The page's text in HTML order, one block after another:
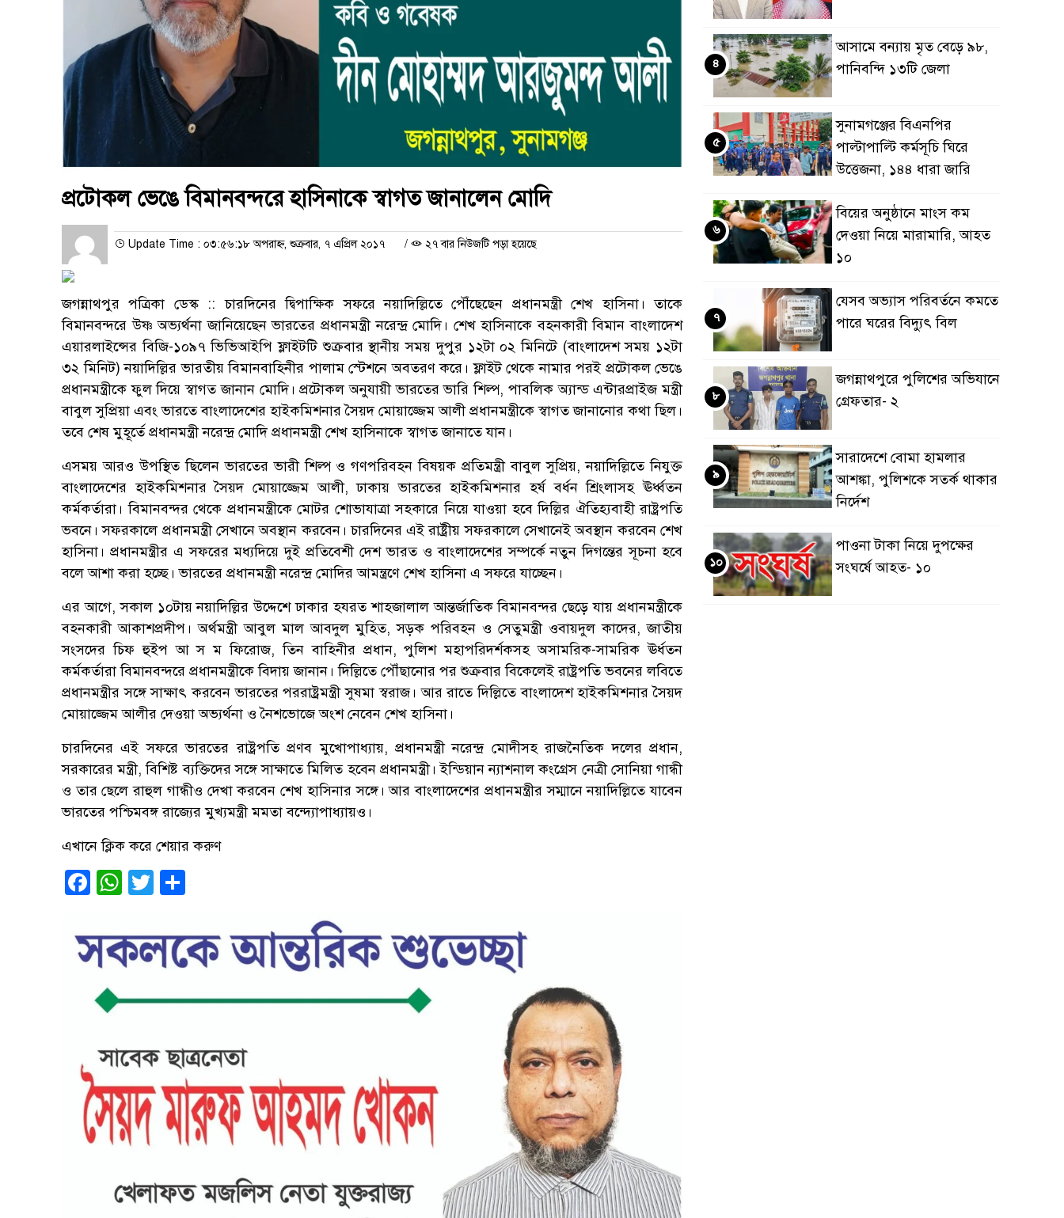
প্রটোকল ভেঙে বিমানবন্দরে হাসিনাকে স্বাগত জানালেন মোদি
Update Time : ০৩:৫৬:১৮ অপরাহ্ন, শুক্রবার, ৭ এপ্রিল ২০১৭ / ২৭ বার নিউজটি পড়া হয়েছে
জগন্নাথপুর পত্রিকা ডেস্ক :: চারদিনের দ্বিপাক্ষিক সফরে নয়াদিল্লিতে পৌঁছেছেন প্রধানমন্ত্রী শেখ হাসিনা। তাকে
বিমানবন্দরে উষ্ণ অভ্যর্থনা জানিয়েছেন ভারতের প্রধানমন্ত্রী নরেন্দ্র মোদি। শেখ হাসিনাকে বহনকারী বিমান বাংলাদেশ
এয়ারলাইন্সের বিজি-১০৯৭ ভিভিআইপি ফ্লাইটটি শুক্রবার স্থানীয় সময় দুপুর ১২টা ০২ মিনিটে (বাংলাদেশ সময় ১২টা
৩২ মিনিট) নয়াদিল্লির ভারতীয় বিমানবাহিনীর পালাম স্টেশনে অবতরণ করে। ফ্লাইট থেকে নামার পরই প্রটোকল ভেঙে
প্রধানমন্ত্রীকে ফুল দিয়ে স্বাগত জানান মোদি। প্রটোকল অনুযায়ী ভারতের ভারি শিল্প, পাবলিক অ্যান্ড এন্টারপ্রাইজ মন্ত্রী
বাবুল সুপ্রিয়া এবং ভারতে বাংলাদেশের হাইকমিশনার সৈয়দ মোয়াজ্জেম আলী প্রধানমন্ত্রীকে স্বাগত জানানোর কথা ছিল।
তবে শেষ মুহূর্তে প্রধানমন্ত্রী নরেন্দ্র মোদি প্রধানমন্ত্রী শেখ হাসিনাকে স্বাগত জানাতে যান।
এসময় আরও উপস্থিত ছিলেন ভারতের ভারী শিল্প ও গণপরিবহন বিষয়ক প্রতিমন্ত্রী বাবুল সুপ্রিয়, নয়াদিল্লিতে নিযুক্ত
বাংলাদেশের হাইকমিশনার সৈয়দ মোয়াজ্জেম আলী, ঢাকায় ভারতের হাইকমিশনার হর্ষ বর্ধন শ্রিংলাসহ ঊর্ধ্বতন
কর্মকর্তারা। বিমানবন্দর থেকে প্রধানমন্ত্রীকে মোটর শোভাযাত্রা সহকারে নিয়ে যাওয়া হবে দিল্লির ঐতিহ্যবাহী রাষ্ট্রপতি
ভবনে। সফরকালে প্রধানমন্ত্রী সেখানে অবস্থান করবেন। চারদিনের এই রাষ্ট্রীয় সফরকালে সেখানেই অবস্থান করবেন শেখ
হাসিনা। প্রধানমন্ত্রীর এ সফরের মধ্যদিয়ে দুই প্রতিবেশী দেশ ভারত ও বাংলাদেশের সম্পর্কে নতুন দিগন্তের সূচনা হবে
বলে আশা করা হচ্ছে। ভারতের প্রধানমন্ত্রী নরেন্দ্র মোদির আমন্ত্রণে শেখ হাসিনা এ সফরে যাচ্ছেন।
এর আগে, সকাল ১০টায় নয়াদিল্লির উদ্দেশে ঢাকার হযরত শাহজালাল আন্তর্জাতিক বিমানবন্দর ছেড়ে যায় প্রধানমন্ত্রীকে
বহনকারী আকাশপ্রদীপ। অর্থমন্ত্রী আবুল মাল আবদুল মুহিত, সড়ক পরিবহন ও সেতুমন্ত্রী ওবায়দুল কাদের, জাতীয়
সংসদের চিফ হুইপ আ স ম ফিরোজ, তিন বাহিনীর প্রধান, পুলিশ মহাপরিদর্শকসহ অসামরিক-সামরিক ঊর্ধতন
কর্মকর্তারা বিমানবন্দরে প্রধানমন্ত্রীকে বিদায় জানান। দিল্লিতে পৌঁছানোর পর শুক্রবার বিকেলেই রাষ্ট্রপতি ভবনের লবিতে
প্রধানমন্ত্রীর সঙ্গে সাক্ষাৎ করবেন ভারতের পররাষ্ট্রমন্ত্রী সুষমা স্বরাজ। আর রাতে দিল্লিতে বাংলাদেশ হাইকমিশনার সৈয়দ
মোয়াজ্জেম আলীর দেওয়া অভ্যর্থনা ও নৈশভোজে অংশ নেবেন শেখ হাসিনা।
চারদিনের এই সফরে ভারতের রাষ্ট্রপতি প্রণব মুখোপাধ্যায়, প্রধানমন্ত্রী নরেন্দ্র মোদীসহ রাজনৈতিক দলের প্রধান,
সরকারের মন্ত্রী, বিশিষ্ট ব্যক্তিদের সঙ্গে সাক্ষাতে মিলিত হবেন প্রধানমন্ত্রী। ইন্ডিয়ান ন্যাশনাল কংগ্রেস নেত্রী সোনিয়া গান্ধী
ও তার ছেলে রাহুল গান্ধীও দেখা করবেন শেখ হাসিনার সঙ্গে। আর বাংলাদেশের প্রধানমন্ত্রীর সম্মানে নয়াদিল্লিতে যাবেন
ভারতের পশ্চিমবঙ্গ রাজ্যের মুখ্যমন্ত্রী মমতা বন্দ্যোপাধ্যায়ও।
এখানে ক্লিক করে শেয়ার করুণ
Facebook
WhatsApp
Twitter
আসামে বন্যায় মৃত বেড়ে ৯৮,
পানিবন্দি ১৩টি জেলা
৪
সুনামগঞ্জের বিএনপির
পাল্টাপাল্টি কর্মসূচি ঘিরে
উত্তেজনা, ১৪৪ ধারা জারি
৫
বিয়ের অনুষ্ঠানে মাংস কম
দেওয়া নিয়ে মারামারি, আহত
১০
৬
যেসব অভ্যাস পরিবর্তনে কমতে
পারে ঘরের বিদ্যুৎ বিল
৭
জগন্নাথপুরে পুলিশের অভিযানে
গ্রেফতার- ২
৮
সারাদেশে বোমা হামলার
আশঙ্কা, পুলিশকে সতর্ক থাকার
নির্দেশ
৯
পাওনা টাকা নিয়ে দুপক্ষের
সংঘর্ষে আহত- ১০
১০